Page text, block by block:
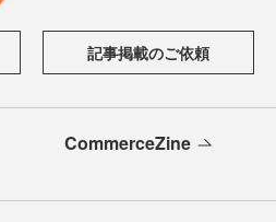
記事掲載のご依頼
CommerceZine